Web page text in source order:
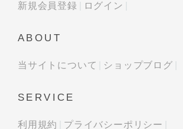
新規会員登録 ログイン
ABOUT
当サイトについて ショップブログ
SERVICE
利用規約 プライバシーポリシー